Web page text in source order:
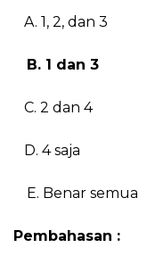
A. 1, 2, dan 3
B. 1 dan 3
C. 2 dan 4
D. 4 saja
E. Benar semua
Pembahasan :